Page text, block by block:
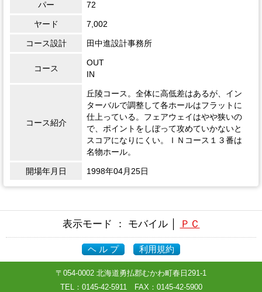
パー 72
ヤード 7,002
コース設計 田中進設計事務所
コース
OUT
IN
コース紹介
丘陵コース。全体に高低差はあるが、イン
ターバルで調整して各ホールはフラットに
仕上っている。フェアウェイはやや狭いの
で、ポイントをしぼって攻めていかないと
スコアになりにくい。ＩＮコース１３番は
名物ホール。
開場年月日 1998年04月25日
表示モード ： モバイル │ ＰＣ
ヘ ル プ 利用規約
〒054-0002 北海道勇払郡むかわ町春日291-1
TEL： 0145-42-5911FAX：0145-42-5900